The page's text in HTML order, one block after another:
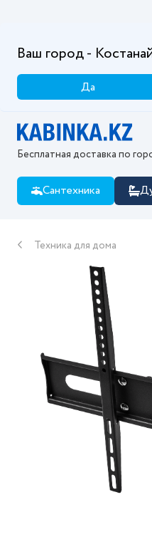
Ваш город -
Да
Бесплатная доставка по
Сантехника
Техника для дома